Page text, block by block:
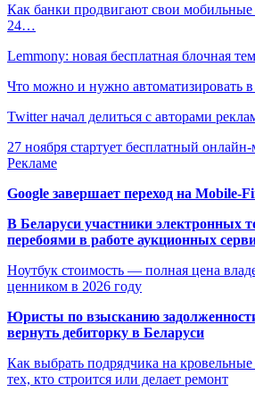
Как банки продвигают свои
24…
Lemmony: новая бесплатная блочная
Что можно и нужно автоматизировать в
Twitter начал делиться с авторами
27 ноября стартует бесплатный
Рекламе
Google завершает переход на Mobile-
В Беларуси участники электронных
перебоями в работе аукционных
Ноутбук стоимость — полная цена
ценником в 2026 году
Юристы по взысканию
вернуть дебиторку в Беларуси
Как выбрать подрядчика на
тех, кто строится или делает ремонт